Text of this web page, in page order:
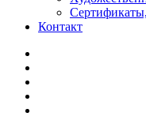
Контакт